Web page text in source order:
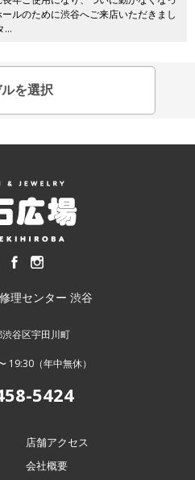
ルのために渋谷へご来店いただきまし
…
理センター 渋谷
谷区宇田川町
19:30（年中無休）
5424
店舗アクセス
会社概要